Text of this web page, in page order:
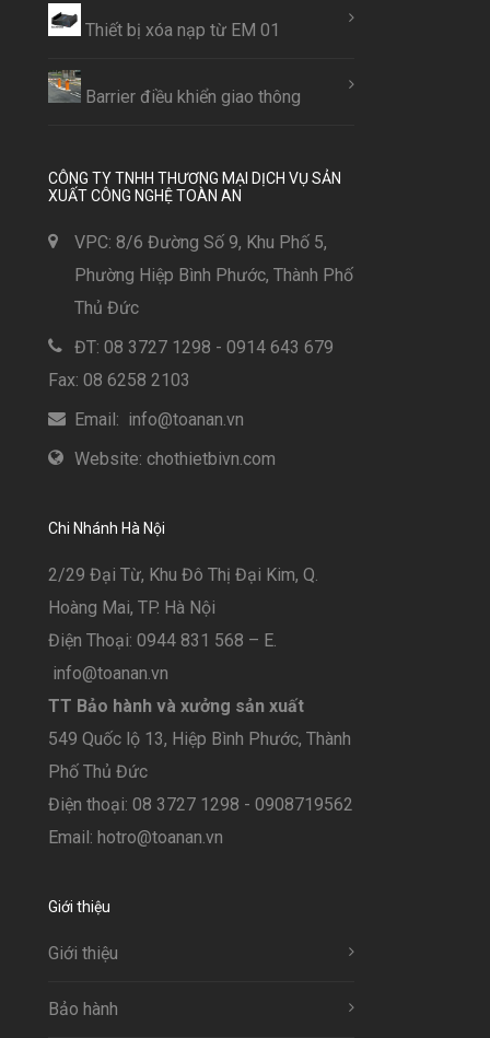
Thiết bị xóa nạp từ EM 01
Barrier điều khiển giao thông
CÔNG TY TNHH THƯƠNG MẠI DỊCH VỤ SẢN
XUẤT CÔNG NGHỆ TOÀN AN
VPC: 8/6 Đường Số 9, Khu Phố 5,
Phường Hiệp Bình Phước, Thành Phố
Thủ Đức
ĐT: 08 3727 1298 - 0914 643 679
Fax: 08 6258 2103
Email: info@toanan.vn
Website: chothietbivn.com
Chi Nhánh Hà Nội
2/29 Đại Từ, Khu Đô Thị Đại Kim, Q.
Hoàng Mai, TP. Hà Nội
Điện Thoại: 0944 831 568 – E.
info@toanan.vn
TT Bảo hành và xưởng sản xuất
549 Quốc lộ 13, Hiệp Bình Phước, Thành
Phố Thủ Đức
Điện thoại: 08 3727 1298 - 0908719562
Email: hotro@toanan.vn
Giới thiệu
Giới thiệu
Bảo hành